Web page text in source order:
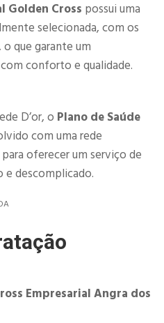
Golden Cross possui uma
selecionada, com os
que garante um
conforto e qualidade.
D’or, o Plano de Saúde
com uma rede
oferecer um serviço de
e descomplicado.
Empresarial Angra dos